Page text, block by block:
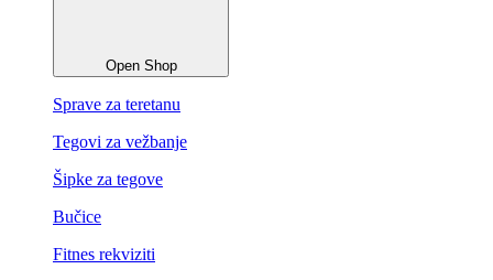
Open Shop
Sprave za teretanu
Tegovi za vežbanje
Šipke za tegove
Bučice
Fitnes rekviziti